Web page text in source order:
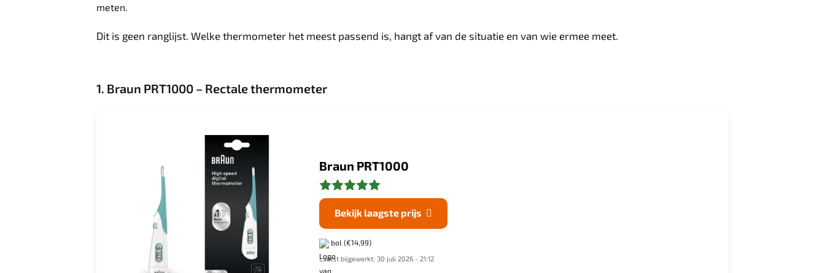
meten.
Dit is geen ranglijst. Welke thermometer het meest passend is, hangt af van de situatie en van wie ermee meet.
1. Braun PRT1000 – Rectale thermometer
Braun PRT1000
Bekijk laagste prijs 
bol (€14,99)
Laatst bijgewerkt: 30 juli 2026 - 21:12